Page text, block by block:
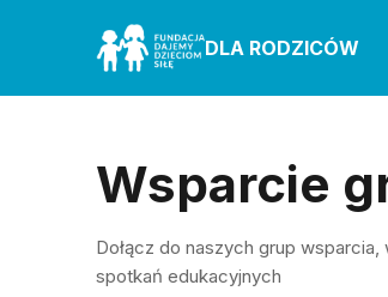
DLA RODZICÓW
Wsparcie
Dołącz do naszych grup wsparcia,
spotkań edukacyjnych